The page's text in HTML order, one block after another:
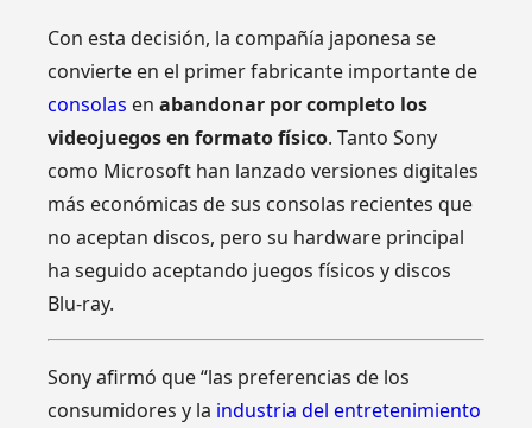
Con esta decisión, la compañía japonesa se
convierte en el primer fabricante importante de
consolas enabandonar por completo los
videojuegos en formato físico. Tanto Sony
como Microsoft han lanzado versiones digitales
más económicas de sus consolas recientes que
no aceptan discos, pero su hardware principal
ha seguido aceptando juegos físicos y discos
Blu-ray.
Sony afirmó que “las preferencias de los
consumidores y la industria del entretenimiento